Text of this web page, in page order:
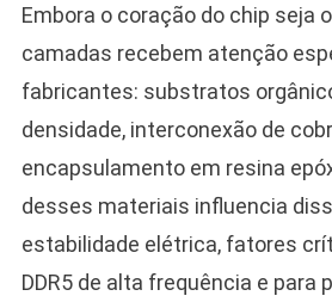
Embora o coração do chip seja
camadas recebem atenção
fabricantes: substratos
densidade, interconexão de
encapsulamento em resina
desses materiais influencia
estabilidade elétrica, fatores
DDR5 de alta frequência e para